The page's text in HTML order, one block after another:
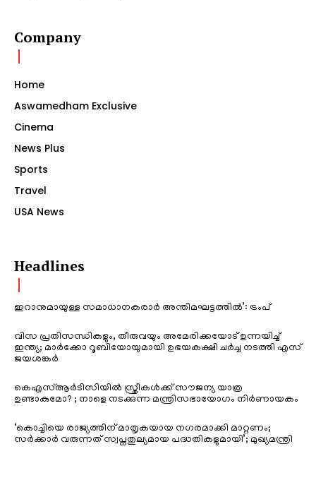
Company
Home
Aswamedham Exclusive
Cinema
News Plus
Sports
Travel
USA News
Headlines
ഇറാനുമായുള്ള സമാധാനകരാർ അന്തിമഘട്ടത്തിൽ‌’: ട്രംപ്
വിസ പ്രതിസന്ധികളും, തീരുവയും അമേരിക്കയോട് ഉന്നയിച്ച്
ഇന്ത്യ; മാർക്കോ റൂബിയോയുമായി ഉഭയകക്ഷി ചർച്ച നടത്തി എസ്
ജയശങ്കർ
കെഎസ്ആർടിസിയിൽ സ്ത്രീകൾക്ക് സൗജന്യ യാത്ര
ഉണ്ടാകുമോ? ; നാളെ നടക്കുന്ന മന്ത്രിസഭായോഗം നിർണായകം
‘കൊച്ചിയെ രാജ്യത്തിന് മാതൃകയായ നഗരമാക്കി മാറ്റണം;
സർക്കാർ വരുന്നത് സ്വപ്നതുല്യമായ പദ്ധതികളുമായി’; മുഖ്യമന്ത്രി